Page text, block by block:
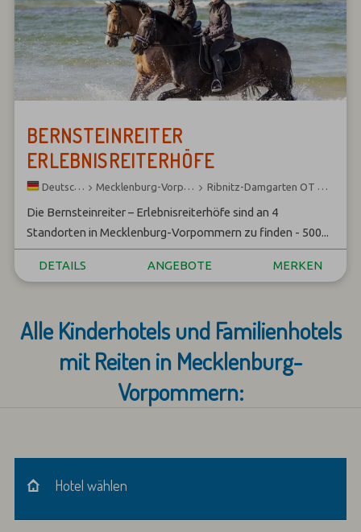
BERNSTEINREITER
ERLEBNISREITERHÖFE
Deutschland Mecklenburg-Vorpommern Ribnitz-Damgarten OT Hirschburg
Die Bernsteinreiter – Erlebnisreiterhöfe sind an 4
Standorten in Mecklenburg-Vorpommern zu finden - 500...
DETAILS ANGEBOTE MERKEN
Alle Kinderhotels und Familienhotels
mit Reiten in Mecklenburg-
Vorpommern:
Hotel wählen